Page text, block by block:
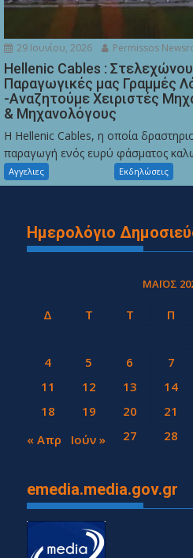
29 Ιουνίου, 2026 Permissos
Hellenic Cables :
Παραγωγικές μας Γραμμές
-Αναζητούμε Χειριστές
& Μηχανολόγους
Η Hellenic Cables, η οποία
παραγωγή ενός ευρύ φάσματος
Αγγελιες Εκδηλώσεις
Ημερολόγιο
ΜΆΙΟΣ
Δ Τ Τ Π
4
5 6 7
11
12 13 14
18
19 20 21
25
26 27 28
« Απρ Ιούν »
emedia.media.gov.gr